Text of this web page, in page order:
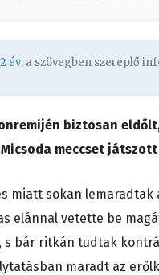
2 év, a szövegben szereplő
biztosan
meccset
miatt sokan
elánnal vetette be
s bár ritkán tudtak
maradt az